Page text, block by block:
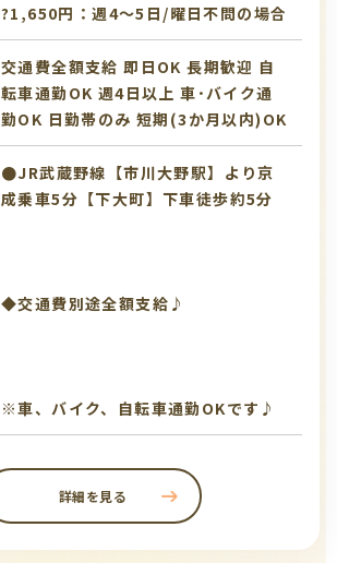
?1,650円：週4～5日/曜日不問の場合
交通費全額支給 即日OK 長期歓迎 自
転車通勤OK 週4日以上 車･バイク通
勤OK 日勤帯のみ 短期(3か月以内)OK
●JR武蔵野線【市川大野駅】より京
成乗車5分【下大町】下車徒歩約5分
◆交通費別途全額支給♪
※車、バイク、自転車通勤OKです♪
詳細を見る